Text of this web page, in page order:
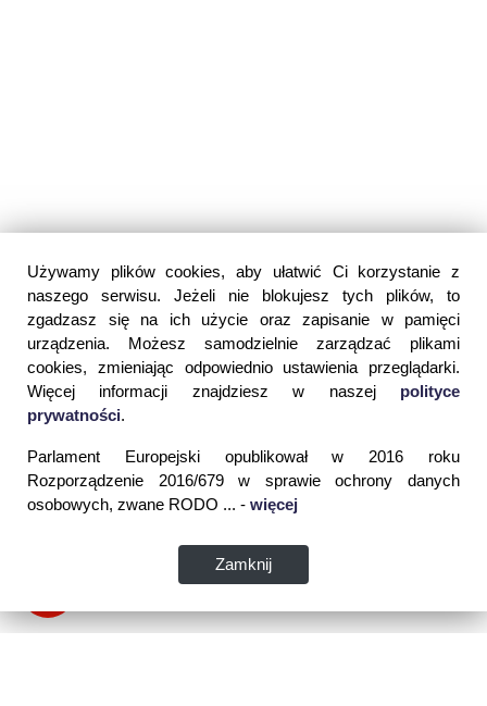
Używamy plików cookies, aby ułatwić Ci korzystanie z
naszego serwisu. Jeżeli nie blokujesz tych plików, to
zgadzasz się na ich użycie oraz zapisanie w pamięci
urządzenia. Możesz samodzielnie zarządzać plikami
cookies, zmieniając odpowiednio ustawienia przeglądarki.
Więcej informacji znajdziesz w naszej polityce
prywatności.
Parlament Europejski opublikował w 2016 roku
Rozporządzenie 2016/679 w sprawie ochrony danych
osobowych, zwane RODO ... - więcej
Zamknij